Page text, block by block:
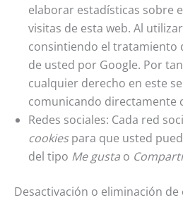
elaborar estadísticas sobre
visitas de esta web. Al
consintiendo el tratamiento
de usted por Google. Por
cualquier derecho en este
comunicando directamente
Redes sociales: Cada red
cookiespara que usted
del tipo Me gusta o
Desactivación o eliminación de